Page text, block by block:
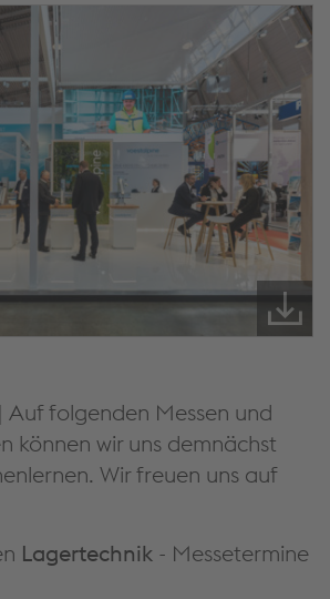
Auf folgenden Messen und
können wir uns demnächst
Wir freuen uns auf
Lagertechnik - Messetermine